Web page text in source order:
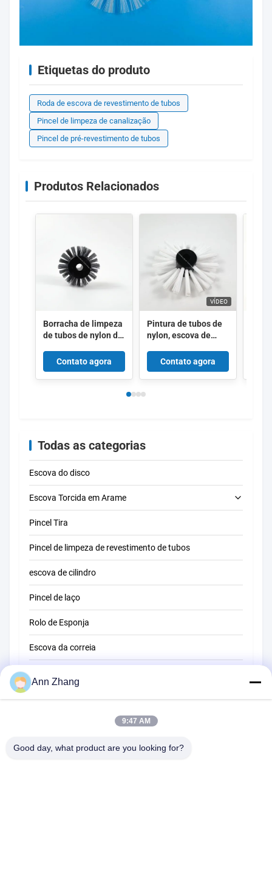
Etiquetas do produto
Roda de escova de revestimento de tubos
Pincel de limpeza de canalização
Pincel de pré-revestimento de tubos
Produtos Relacionados
Borracha de limpeza
de tubos de nylon de
6 mm de diâmetro
interno para limpeza
de esgotos
Contato agora
VÍDEO
Pintura de tubos de
nylon, escova de
manutenção
industrial em
encanamentos de
Contato agora
Todas as categorias
Escova do disco
Escova Torcida em Arame
escova de limpeza do tubo
escova de limpeza da palha
Pincel Tira
Pincel de limpeza de revestimento de tubos
escova de cilindro
Pincel de laço
Rolo de Esponja
Escova da correia
Escova de varredura
Escova de extremidade de arame
Ann Zhang
9:47 AM
Good day, what product are you looking for?